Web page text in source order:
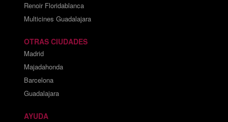
Renoir Floridablanca
Multicines Guadalajara
OTRAS CIUDADES
Madrid
Majadahonda
Barcelona
Guadalajara
AYUDA